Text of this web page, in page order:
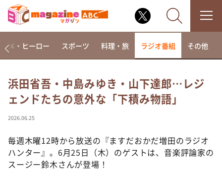
なるみ・岡村の過ぎるTV
相席食堂
～人生密着トークバラエティ！～ やすとものいたっ
て真剣です
探偵！ナイトスクープ
メ・ヒーロー スポーツ 料理・旅 ラジオ番組 その他
浜田省吾・中島みゆき・山下達郎…レジ
ェンドたちの意外な「下積み物語」
2026.06.25
毎週木曜12時から放送の『ますだおかだ増田のラジオ
ハンター』。6月25日（木）のゲストは、音楽評論家の
スージー鈴木さんが登場！